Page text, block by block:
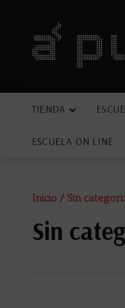
TIENDA
ESCUELA ON LINE
Inicio / Sin
Sin